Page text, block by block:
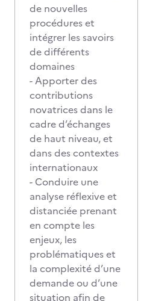
de nouvelles
procédures et
intégrer les savoirs
de différents
domaines
- Apporter des
contributions
novatrices dans le
cadre d’échanges
de haut niveau, et
dans des contextes
internationaux
- Conduire une
analyse réflexive et
distanciée prenant
en compte les
enjeux, les
problématiques et
la complexité d’une
demande ou d’une
situation afin de